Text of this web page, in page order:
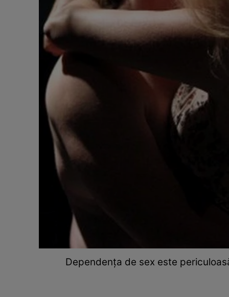
Dependența de sex este